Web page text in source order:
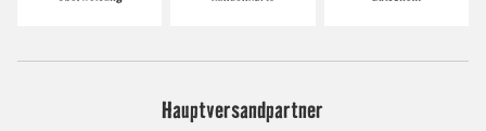
Hauptversandpartner